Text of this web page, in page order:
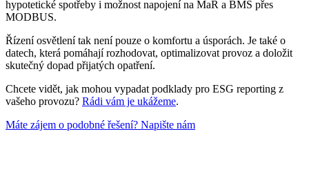
hypotetické spotřeby i možnost napojení na MaR a BMS přes
MODBUS.
Řízení osvětlení tak není pouze o komfortu a úsporách. Je také o
datech, která pomáhají rozhodovat, optimalizovat provoz a doložit
skutečný dopad přijatých opatření.
Chcete vidět, jak mohou vypadat podklady pro ESG reporting z
vašeho provozu? Rádi vám je ukážeme.
Máte zájem o podobné řešení? Napište nám